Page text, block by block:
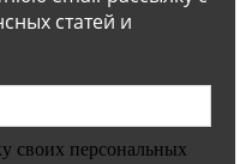
статей и
своих персональных